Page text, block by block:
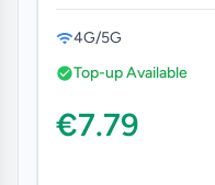
4G/5G
Top-up Available
€7.79